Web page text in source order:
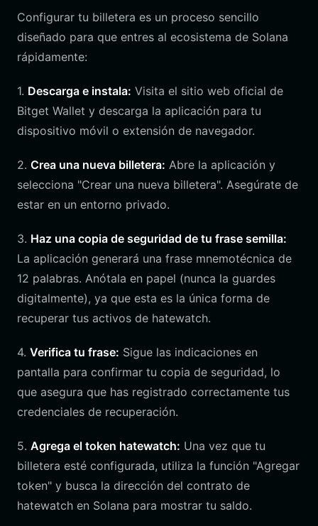
Configurar tu billetera es un proceso sencillo
diseñado para que entres al ecosistema de Solana
rápidamente:
1. Descarga e instala: Visita el sitio web oficial de
Bitget Wallet y descarga la aplicación para tu
dispositivo móvil o extensión de navegador.
2. Crea una nueva billetera: Abre la aplicación y
selecciona "Crear una nueva billetera". Asegúrate de
estar en un entorno privado.
3. Haz una copia de seguridad de tu frase semilla:
La aplicación generará una frase mnemotécnica de
12 palabras. Anótala en papel (nunca la guardes
digitalmente), ya que esta es la única forma de
recuperar tus activos de hatewatch.
4. Verifica tu frase: Sigue las indicaciones en
pantalla para confirmar tu copia de seguridad, lo
que asegura que has registrado correctamente tus
credenciales de recuperación.
5. Agrega el token hatewatch: Una vez que tu
billetera esté configurada, utiliza la función "Agregar
token" y busca la dirección del contrato de
hatewatch en Solana para mostrar tu saldo.